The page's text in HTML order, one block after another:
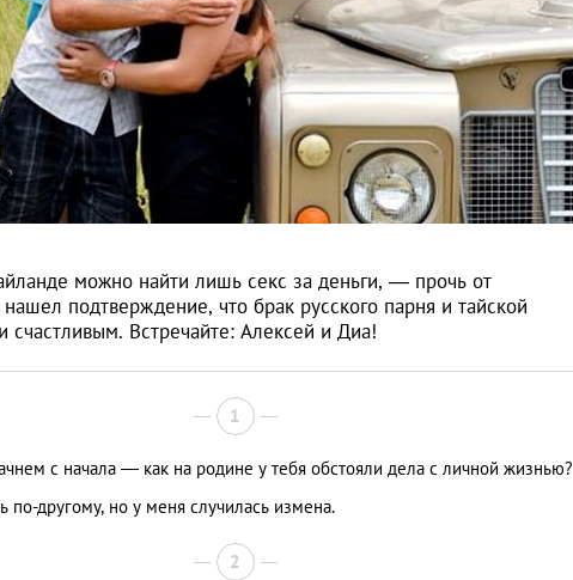
можно найти лишь секс за деньги, — прочь от
подтверждение, что брак русского парня и тайской
Встречайте: Алексей и Диа!
1
с начала — как на родине у тебя обстояли дела с личной жизнью?
другому, но у меня случилась измена.
2